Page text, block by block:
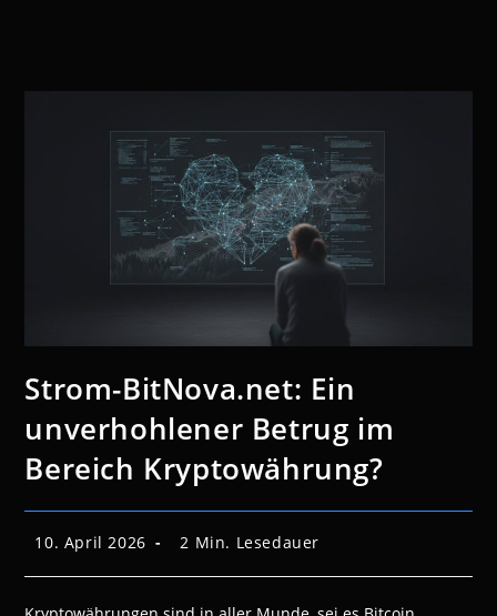
Strom-BitNova.net: Ein
unverhohlener Betrug im
Bereich Kryptowährung?
Beitrag
10. April 2026 Lesedauer:
2 Min. Lesedauer